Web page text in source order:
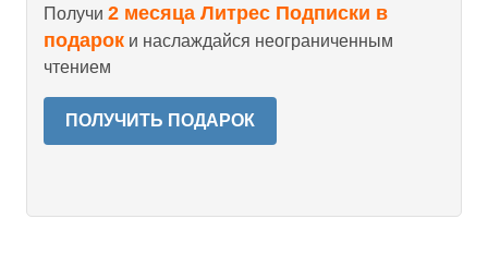
Получи 2 месяца Литрес Подписки в
подарок и наслаждайся неограниченным
чтением
ПОЛУЧИТЬ ПОДАРОК